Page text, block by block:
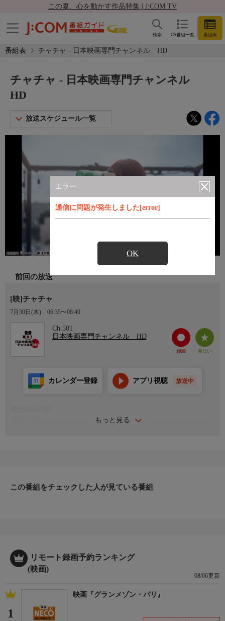
この夏、心を動かす作品特集 | J:COM TV
CS番組一覧 番組表
検索
番組表 チャチャ - 日本映画専門チャンネル HD
エラー
通信に問題が発生しました[error]
OK
チャチャ - 日本映画専門チャンネル
HD
放送スケジュール一覧
前回の放送
[映]チャチャ
7月30日(木) 06:35〜08:40
Ch.501
日本映画専門チャンネル HD
もっと見る
カレンダー登録 アプリ視聴 放送中
デザイン事務所のイラストレーターとして人目を気にせず奔放に
この番組をチェックした人が見ている番組
リモート録画予約ランキング
(映画)
08/06更新
1
映画『グランメゾン・パリ』